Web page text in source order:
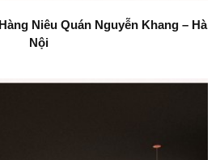
Niêu Quán Nguyễn Khang – Hà
Nội